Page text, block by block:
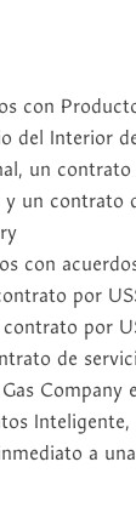
con
del Interior
un
un contrato
con
por
por
de
Company
a